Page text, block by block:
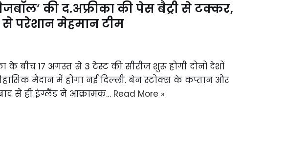
की द.अफ्रीका की पेस बैट्री से टक्कर,
परेशान मेहमान टीम
के बीच 17 अगस्त से 3 टेस्ट की सीरीज शुरू होगी दोनों देशों
मैदान में होगा नई दिल्ली. बेन स्टोक्स के कप्तान और
से ही इंग्लैंड ने आक्रामक… Read More »